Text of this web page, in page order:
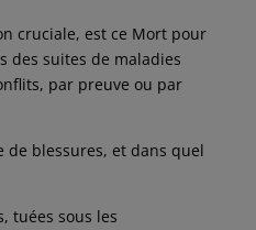
cruciale, est ce Mort pour
des suites de maladies
par preuve ou par
de blessures, et dans quel
tuées sous les